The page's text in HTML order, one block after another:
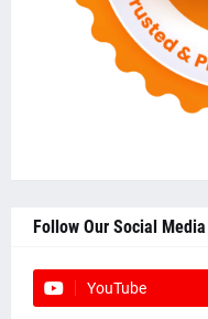
Follow Our Social Media
YouTube